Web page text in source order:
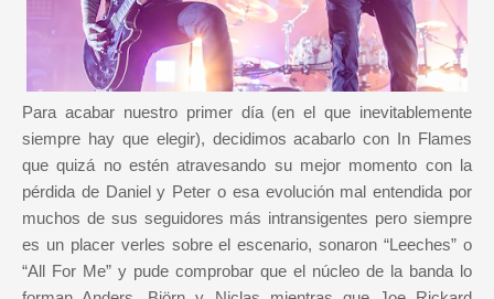
Para acabar nuestro primer día (en el que inevitablemente
siempre hay que elegir), decidimos acabarlo con In Flames
que quizá no estén atravesando su mejor momento con la
pérdida de Daniel y Peter o esa evolución mal entendida por
muchos de sus seguidores más intransigentes pero siempre
es un placer verles sobre el escenario, sonaron “Leeches” o
“All For Me” y pude comprobar que el núcleo de la banda lo